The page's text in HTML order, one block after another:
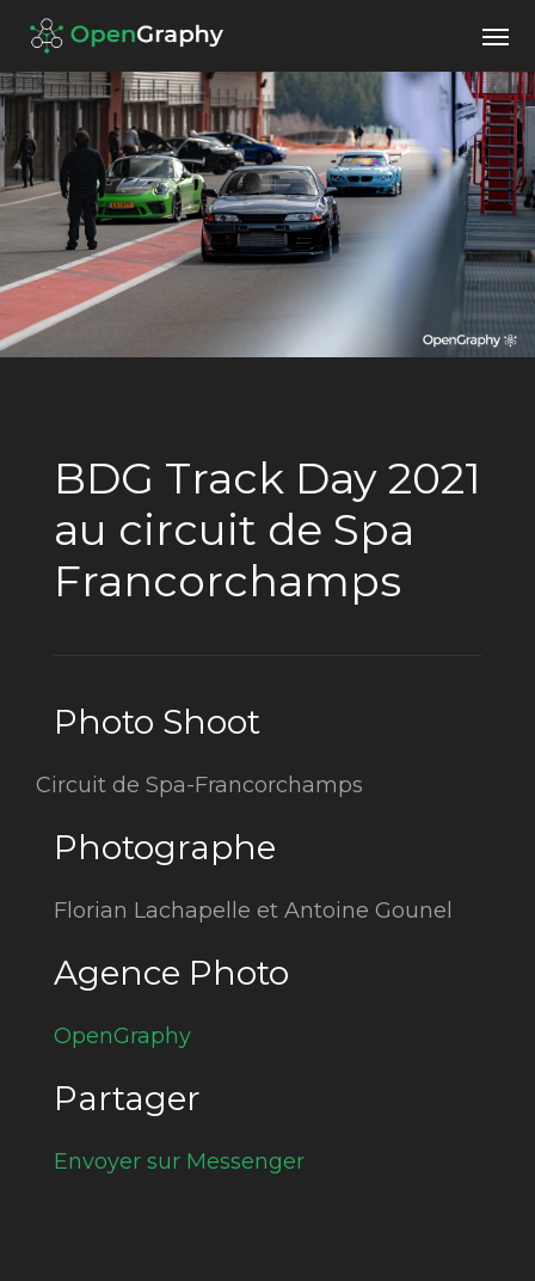
BDG Track Day 2021
au circuit de Spa
Francorchamps
Photo Shoot
Circuit de Spa-Francorchamps
Photographe
Florian Lachapelle et Antoine Gounel
Agence Photo
OpenGraphy
Partager
Envoyer sur Messenger